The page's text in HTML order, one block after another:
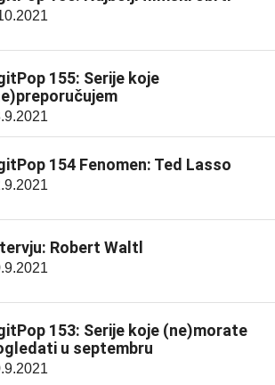
155: Serije koje
154 Fenomen: Ted Lasso
Robert Waltl
153: Serije koje (ne)morate
u septembru